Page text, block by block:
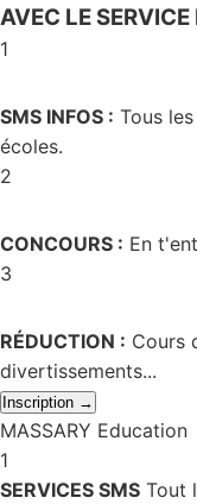
AVEC LE
1
SMS INFOS : Tous
écoles.
2
CONCOURS : En
3
RÉDUCTION : Cours
divertissements...
Inscription →
MASSARY Education
1
SERVICES SMS Tout